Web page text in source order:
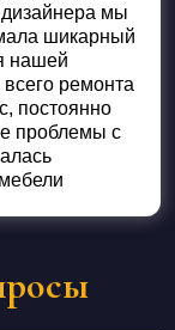
мы
шикарный
нашей
ремонта
постоянно
проблемы с